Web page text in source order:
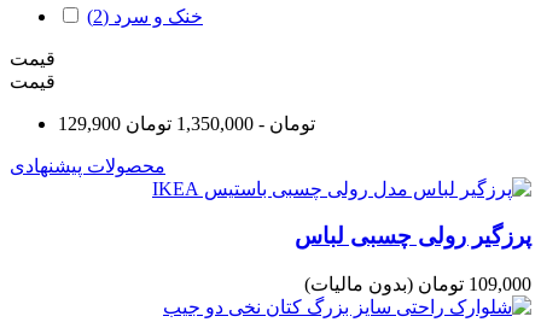
خنک و سرد (2)
قیمت
قیمت
129,900 تومان - 1,350,000 تومان
محصولات پیشنهادی
پرزگیر رولی چسبی لباس
109,000 تومان (بدون مالیات)